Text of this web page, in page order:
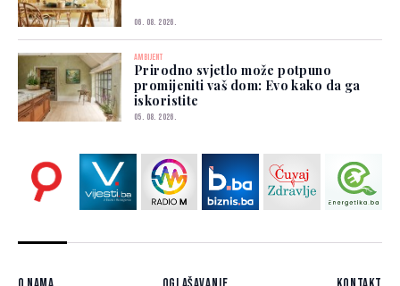
06. 08. 2026.
AMBIJENT
Prirodno svjetlo može potpuno
promijeniti vaš dom: Evo kako da ga
iskoristite
05. 08. 2026.